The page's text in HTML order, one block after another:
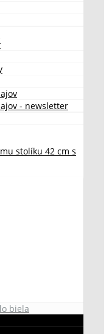
- newsletter
stolíku 42 cm s
biela